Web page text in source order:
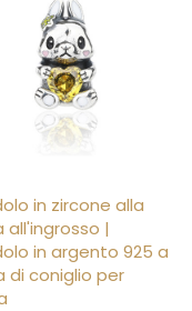
in zircone alla
all'ingrosso |
in argento 925 a
di coniglio per